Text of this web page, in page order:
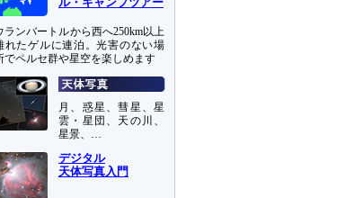
ル・キャンプツアー
ランバートルから西へ250km以上
れたゲルに連泊。光害のない場
でペルセ群や星空を楽しめます
月、惑星、彗星、星
雲・星団、天の川、
星景、…
デジタル
天体写真入門